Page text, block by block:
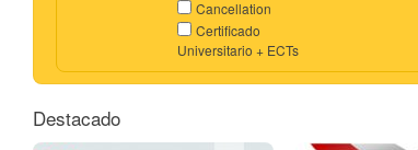
Cancellation
Certificado
Universitario + ECTs
Destacado